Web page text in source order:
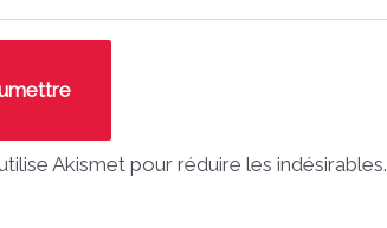
Akismet pour réduire les indésirables.